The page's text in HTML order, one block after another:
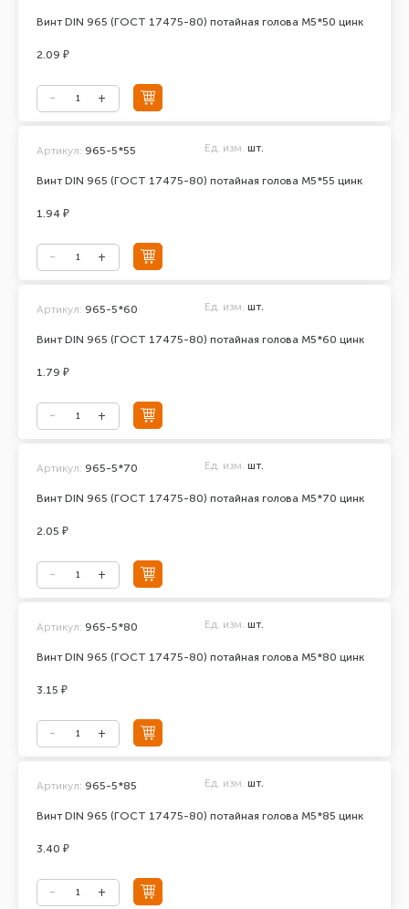
Винт DIN 965 (ГОСТ 17475-80) потайная голова М5*50 цинк
2.09 ₽
Винт DIN 965 (ГОСТ 17475-80) потайная голова М5*55 цинк
Артикул: 965-5*55 Ед. изм. шт.
1.94 ₽
Винт DIN 965 (ГОСТ 17475-80) потайная голова М5*60 цинк
Артикул: 965-5*60 Ед. изм. шт.
1.79 ₽
Винт DIN 965 (ГОСТ 17475-80) потайная голова М5*70 цинк
Артикул: 965-5*70 Ед. изм. шт.
2.05 ₽
Винт DIN 965 (ГОСТ 17475-80) потайная голова М5*80 цинк
Артикул: 965-5*80 Ед. изм. шт.
3.15 ₽
Винт DIN 965 (ГОСТ 17475-80) потайная голова М5*85 цинк
Артикул: 965-5*85 Ед. изм. шт.
3.40 ₽